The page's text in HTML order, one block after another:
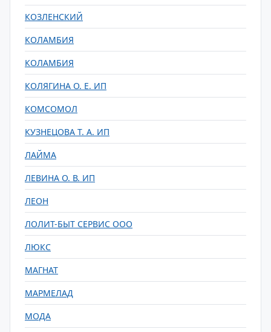
КОЗЛЕНСКИЙ
КОЛАМБИЯ
КОЛАМБИЯ
КОЛЯГИНА О. Е. ИП
КОМСОМОЛ
КУЗНЕЦОВА Т. А. ИП
ЛАЙМА
ЛЕВИНА О. В. ИП
ЛЕОН
ЛОЛИТ-БЫТ СЕРВИС ООО
ЛЮКС
МАГНАТ
МАРМЕЛАД
МОДА